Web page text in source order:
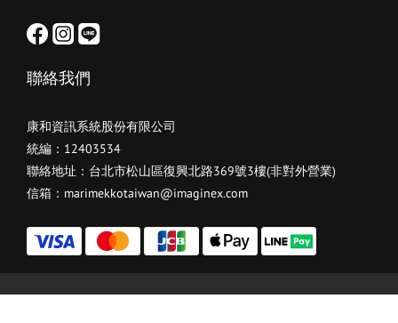
聯絡我們
康和資訊系統股份有限公司
統編：12403534
聯絡地址：台北市松山區復興北路369號3樓(非對外營業)
信箱：marimekkotaiwan@imaginex.com